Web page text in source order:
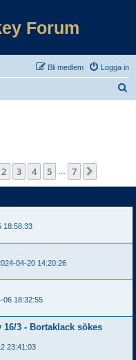
Forum
Logga in
Bli medlem
av 7
2 3 4 5 7
18:58:33
04-20 14:20:26
06 18:32:55
3 - Bortaklack sökes
23:41:03